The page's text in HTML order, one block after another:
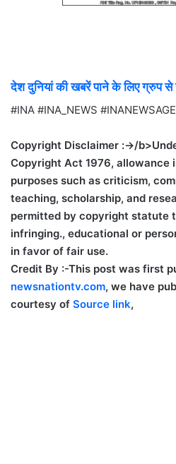
देश दुनियां की खबरें पाने के लिए ग्रुप
#INA #INA_NEWS
Copyright Disclaimer :->/
Copyright Act 1976, allowance
purposes such as criticism,
teaching, scholarship, and
permitted by copyright statute
infringing., educational or
in favor of fair use.
Credit By :-This post was first
newsnationtv.com, we have
courtesy of Source link,